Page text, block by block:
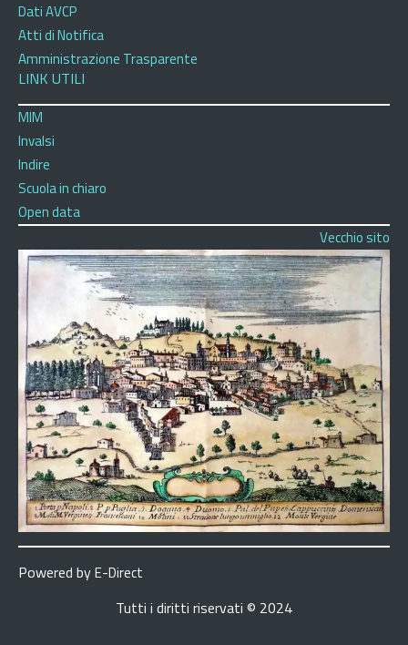
Dati AVCP
Atti di Notifica
Amministrazione Trasparente
LINK UTILI
MIM
Invalsi
Indire
Scuola in chiaro
Open data
Vecchio sito
Powered byE-Direct
Tutti i diritti riservati © 2024